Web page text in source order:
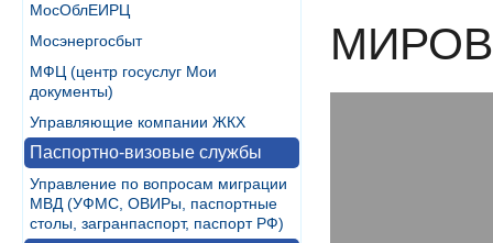
МосОблЕИРЦ
Мосэнергосбыт
МФЦ (центр госуслуг Мои
документы)
Управляющие компании ЖКХ
Паспортно-визовые службы
Управление по вопросам миграции
МВД (УФМС, ОВИРы, паспортные
столы, загранпаспорт, паспорт РФ)